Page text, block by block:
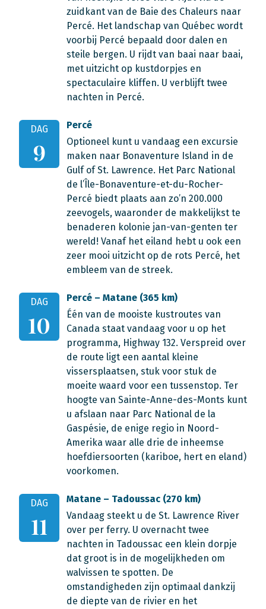
zuidkant van de Baie des Chaleurs naar
Percé. Het landschap van Québec wordt
voorbij Percé bepaald door dalen en
steile bergen. U rijdt van baai naar baai,
met uitzicht op kustdorpjes en
spectaculaire kliffen. U verblijft twee
nachten in Percé.
DAG
9
Percé
Optioneel kunt u vandaag een excursie
maken naar Bonaventure Island in de
Gulf of St. Lawrence. Het Parc National
de l’Île-Bonaventure-et-du-Rocher-
Percé biedt plaats aan zo’n 200.000
zeevogels, waaronder de makkelijkst te
benaderen kolonie jan-van-genten ter
wereld! Vanaf het eiland hebt u ook een
zeer mooi uitzicht op de rots Percé, het
embleem van de streek.
DAG
10
Percé – Matane (365 km)
Één van de mooiste kustroutes van
Canada staat vandaag voor u op het
programma, Highway 132. Verspreid over
de route ligt een aantal kleine
vissersplaatsen, stuk voor stuk de
moeite waard voor een tussenstop. Ter
hoogte van Sainte-Anne-des-Monts kunt
u afslaan naar Parc National de la
Gaspésie, de enige regio in Noord-
Amerika waar alle drie de inheemse
hoefdiersoorten (kariboe, hert en eland)
voorkomen.
DAG
11
Matane – Tadoussac (270 km)
Vandaag steekt u de St. Lawrence River
over per ferry. U overnacht twee
nachten in Tadoussac een klein dorpje
dat groot is in de mogelijkheden om
walvissen te spotten. De
omstandigheden zijn optimaal dankzij
de diepte van de rivier en het